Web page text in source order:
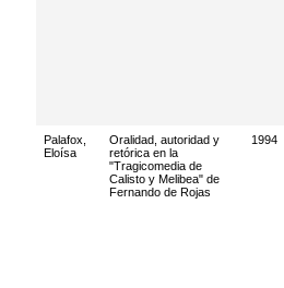
Palafox,
Eloísa
Oralidad, autoridad y
retórica en la
"Tragicomedia de
Calisto y Melibea" de
Fernando de Rojas
1994